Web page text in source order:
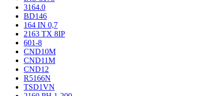
3164.0
BD146
164 IN 0,7
2163 TX 8IP
601-8
CND10M
CND11M
CND12
R5166N
TSD1VN